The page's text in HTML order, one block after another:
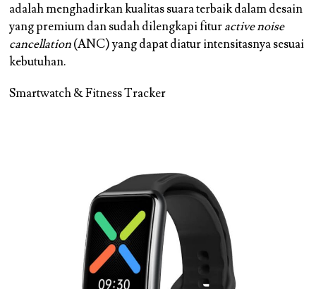
adalah menghadirkan kualitas suara terbaik dalam desain
yang premium dan sudah dilengkapi fituractive noise
cancellation(ANC) yang dapat diatur intensitasnya sesuai
kebutuhan.
Smartwatch & Fitness Tracker